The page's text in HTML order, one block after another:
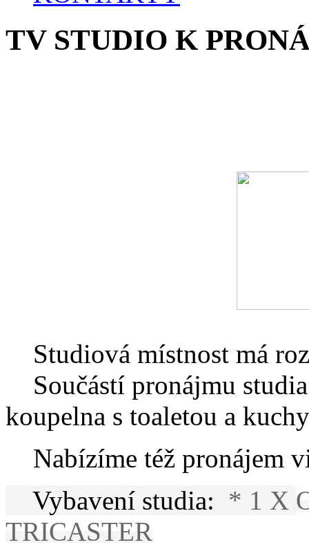
TV STUDIO K
Studiová místnost má
Součástí pronájmu
koupelna s toaletou a
Nabízíme též pronájem
Vybavení studia: * 1 X
TRICASTER